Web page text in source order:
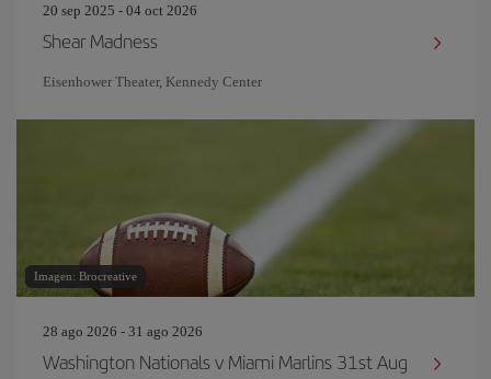
20 sep 2025 - 04 oct 2026
Shear Madness
Eisenhower Theater, Kennedy Center
Imagen: Brocreative
28 ago 2026 - 31 ago 2026
Washington Nationals v Miami Marlins 31st Aug